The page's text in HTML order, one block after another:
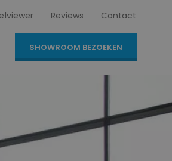
Reviews Contact
SHOWROOM BEZOEKEN